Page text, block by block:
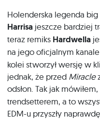
Holenderska legenda big
Harrisa jeszcze bardziej
teraz remiks Hardwella
na jego oficjalnym kanale
kolei stworzył wersję w
jednak, że przed Miracle
odsłon. Tak jak mówiłem,
trendsetterem, a to
EDM-u przyszły